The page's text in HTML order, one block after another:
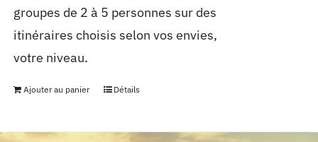
groupes de 2 à 5 personnes sur des
itinéraires choisis selon vos envies,
votre niveau.
Ajouter au panier Détails